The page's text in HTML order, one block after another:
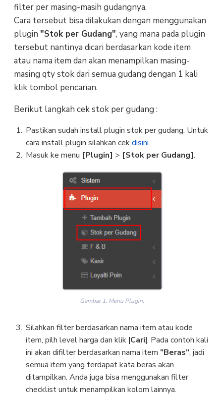
filter per masing-masih gudangnya.
Cara tersebut bisa dilakukan dengan menggunakan
plugin "Stok per Gudang", yang mana pada plugin
tersebut nantinya dicari berdasarkan kode item
atau nama item dan akan menampilkan masing-
masing qty stok dari semua gudang dengan 1 kali
klik tombol pencarian.
Berikut langkah cek stok per gudang :
Pastikan sudah install plugin stok per gudang. Untuk
cara install plugin silahkan cekdisini.
Masuk ke menu [Plugin] > [Stok per Gudang].
Gambar 1. Menu Plugin.
Silahkan filter berdasarkan nama item atau kode
item, pilh level harga dan klik |Cari|. Pada contoh kali
ini akan difilter berdasarkan nama item "Beras", jadi
semua item yang terdapat kata beras akan
ditampilkan. Anda juga bisa menggunakan filter
checklist untuk menampilkan kolom lainnya.